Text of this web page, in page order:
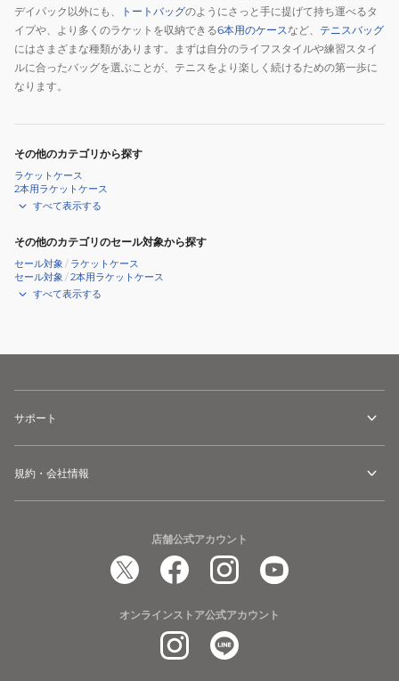
デイパック以外にも、
トートバッグのようにさっと手に提げて持ち運べるタ
イプや、より多くのラケットを収納できる6本用のケースなど、 テニスバッグ
にはさまざまな種類があります。まずは自分のライフスタイルや練習スタイ
ルに合ったバッグを選ぶことが、テニスをより楽しく続けるための第一歩に
なります。
その他のカテゴリから探す
ラケットケース
2本用ラケットケース
すべて表示する
その他のカテゴリのセール対象から探す
セール対象 / ラケットケース
セール対象 /2本用ラケットケース
すべて表示する
サポート
規約・会社情報
店舗公式アカウント
オンラインストア公式アカウント